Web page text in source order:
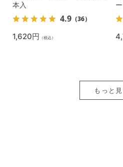
本入
4.9 （36）
1,620円 （税込）
もっと